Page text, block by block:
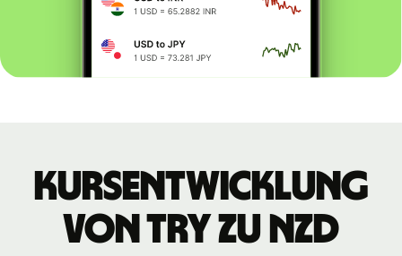
Kursentwicklung
von TRY zu NZD